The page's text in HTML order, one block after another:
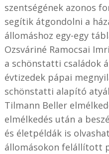
szentségének azonos
segítik átgondolni a
állomáshoz egy-egy
Ozsváriné Ramocsai
a schönstatti családok
évtizedek pápai
schönstatti alapító
Tilmann Beller
elmélkedés után a
és életpéldák is
állomásokon felállított